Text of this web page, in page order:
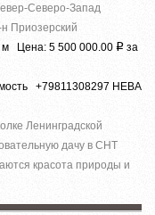
Северо-Запад
Приозерский
м Цена: 5 500 000.00 Р за
+79811308297 НЕВА
Ленинградской
дачу в СНТ
красота природы и